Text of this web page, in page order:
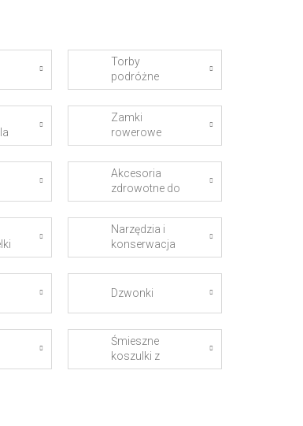
Torby
podróżne
Zamki
rowerowe
Akcesoria
zdrowotne do
rowerów
Narzędzia i
konserwacja
Dzwonki
Śmieszne
koszulki z
motywem